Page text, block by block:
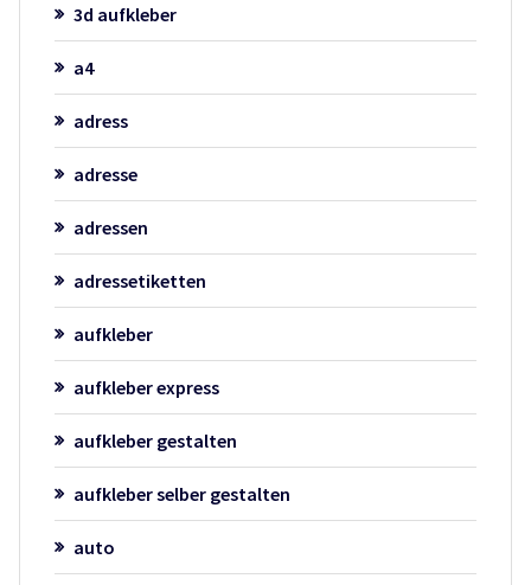
3d aufkleber
a4
adress
adresse
adressen
adressetiketten
aufkleber
aufkleber express
aufkleber gestalten
aufkleber selber gestalten
auto